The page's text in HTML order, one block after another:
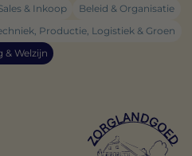
& Inkoop
Beleid & Organisatie
Productie, Logistiek & Groen
& Welzijn